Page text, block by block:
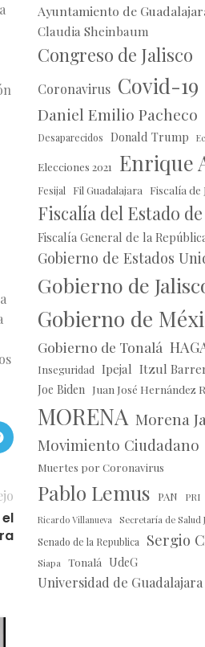
Ayuntamiento de
Claudia Sheinbaum
Congreso de Jalisco
Coronavirus Covid-19
Daniel Emilio Pacheco
Desaparecidos Donald Trump
Elecciones 2021 Enrique
Fesijal Fil Guadalajara Fiscalía de
Fiscalía del Estado
Fiscalía General de la
Gobierno de Estados
Gobierno de
Gobierno de
Gobierno de Tonalá
Inseguridad Ipejal Itzul
Joe Biden Juan José Hernández
MORENA Morena
Movimiento Ciudadano
Muertes por Coronavirus
Pablo Lemus PAN PRI
Ricardo Villanueva Secretaría de Salud
Senado de la Republica Sergio
Siapa Tonalá UdeG
Universidad de Guadalajara